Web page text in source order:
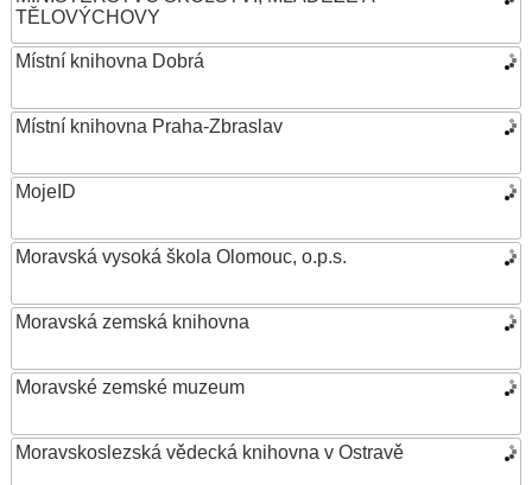
TĚLOVÝCHOVY
Místní knihovna Dobrá
Místní knihovna Praha-Zbraslav
MojeID
Moravská vysoká škola Olomouc, o.p.s.
Moravská zemská knihovna
Moravské zemské muzeum
Moravskoslezská vědecká knihovna v Ostravě